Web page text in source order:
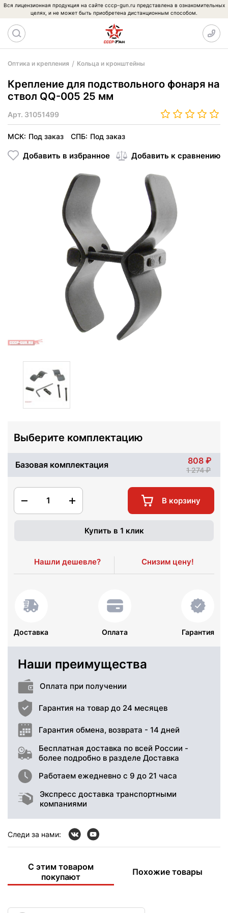
Вся лицензионная продукция на сайте cccp-gun.ru представлена в ознакомительных
целях, и не может быть приобретена дистанционным способом.
Оптика и крепления Кольца и кронштейны
Крепление для подствольного фонаря на
ствол QQ-005 25 мм
Арт. 31051499
МСК: Под заказ СПБ: Под заказ
Добавить в избранное Добавить к сравнению
Выберите комплектацию
Базовая комплектация 808
1 274
1 В корзину
Купить в 1 клик
Нашли дешевле? Снизим цену!
Доставка Оплата Гарантия
Наши преимущества
Оплата при получении
Гарантия на товар до 24 месяцев
Гарантия обмена, возврата - 14 дней
Бесплатная доставка по всей России -
более подробно в разделе Доставка
Работаем ежедневно с 9 до 21 часа
Экспресс доставка транспортными
компаниями
Следи за нами:
С этим товаром
покупают
Похожие товары